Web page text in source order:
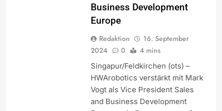
Business Development
Europe
Redaktion
16. September
2024
0 4 mins
Singapur/Feldkirchen (ots) –
HWArobotics verstärkt mit Mark
Vogt als Vice President Sales
and Business Development